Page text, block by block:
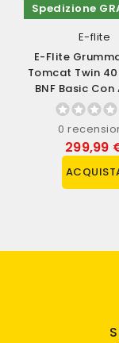
Spedizione
E-flite
E-Flite
Tomcat Twin
BNF Basic Con
SAFE
0
299,99